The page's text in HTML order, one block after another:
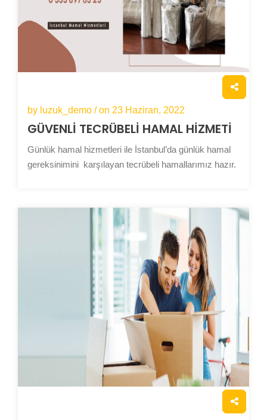
by luzuk_demo / on 23 Haziran, 2022
GÜVENLİ TECRÜBELİ HAMAL HİZMETİ
Günlük hamal hizmetleri ile İstanbul’da günlük hamal
gereksinimini karşılayan tecrübeli hamallarımız hazır.